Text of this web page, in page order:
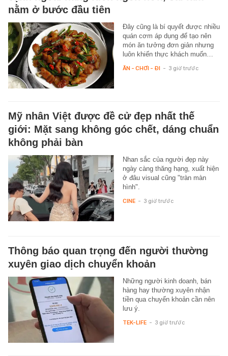
nằm ở bước đầu tiên
Đây cũng là bí quyết được nhiều
quán cơm áp dụng để tạo nên
món ăn tưởng đơn giản nhưng
luôn khiến thực khách muốn…
ĂN - CHƠI - ĐI - 3 giờ trước
Mỹ nhân Việt được đề cử đẹp nhất thế
giới: Mặt sang không góc chết, dáng chuẩn
không phải bàn
Nhan sắc của người đẹp này
ngày càng thăng hạng, xuất hiện
ở đâu visual cũng "tràn màn
hình".
CINE - 3 giờ trước
Thông báo quan trọng đến người thường
xuyên giao dịch chuyển khoản
Những người kinh doanh, bán
hàng hay thường xuyên nhận
tiền qua chuyển khoản cần nên
lưu ý.
TEK-LIFE - 3 giờ trước